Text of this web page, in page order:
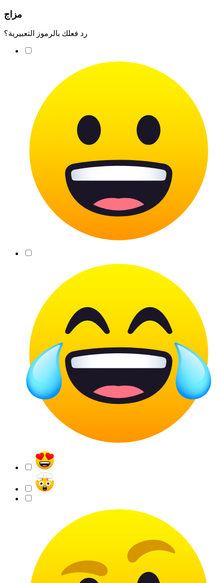
مزاج
رد فعلك بالرموز التعبيرية؟